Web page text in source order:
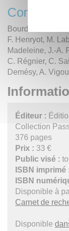
Bourdaa, E.
F. Henryot, M.
Madeleine, J.-A.
C. Régnier, C.
Demésy, A.
Éditeur :
Collection
376 pages
Prix : 33 €
Public visé :
ISBN imprimé
ISBN
Disponible à
Carnet de
Disponible